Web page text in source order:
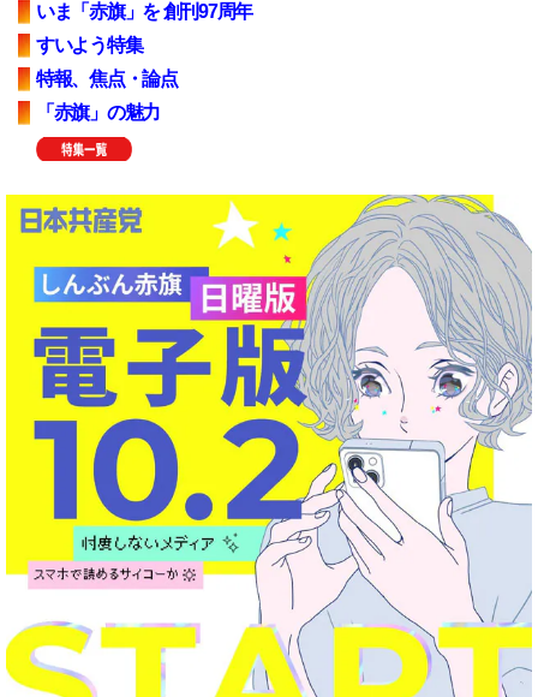
いま「赤旗」を 創刊97周年
すいよう特集
特報、焦点・論点
「赤旗」の魅力